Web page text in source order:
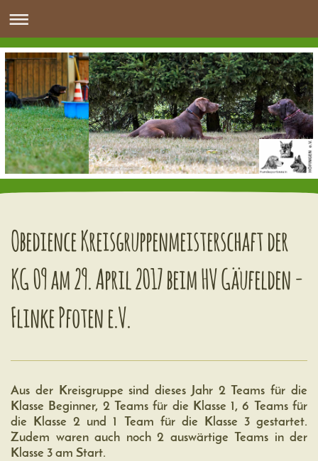
Obedience Kreisgruppenmeisterschaft der
KG 09 am 29. April 2017 beim HV Gäufelden -
Flinke Pfoten e.V.
Aus der Kreisgruppe sind dieses Jahr 2 Teams für die
Klasse Beginner, 2 Teams für die Klasse 1, 6 Teams für
die Klasse 2 und 1 Team für die Klasse 3 gestartet.
Zudem waren auch noch 2 auswärtige Teams in der
Klasse 3 am Start.